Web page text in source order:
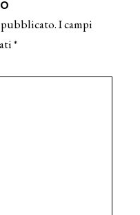
I campi
*